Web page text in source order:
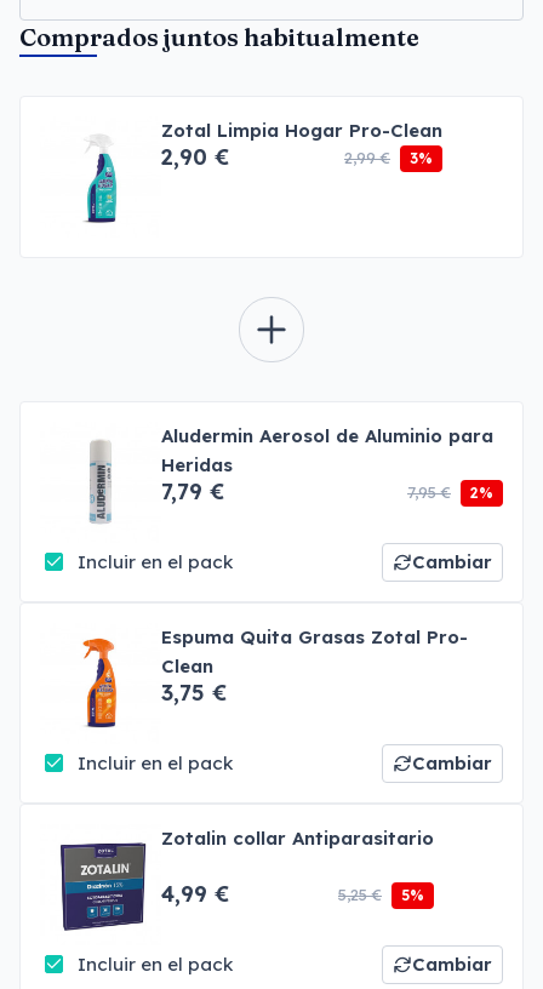
Comprados juntos habitualmente
Zotal Limpia Hogar Pro-Clean
2,90 € 2,99 € 3%
Aludermin Aerosol de Aluminio para
Heridas
7,79 € 7,95 € 2%
Incluir en el pack Cambiar
Espuma Quita Grasas Zotal Pro-
Clean
3,75 €
Incluir en el pack Cambiar
Zotalin collar Antiparasitario
4,99 € 5,25 € 5%
Incluir en el pack Cambiar